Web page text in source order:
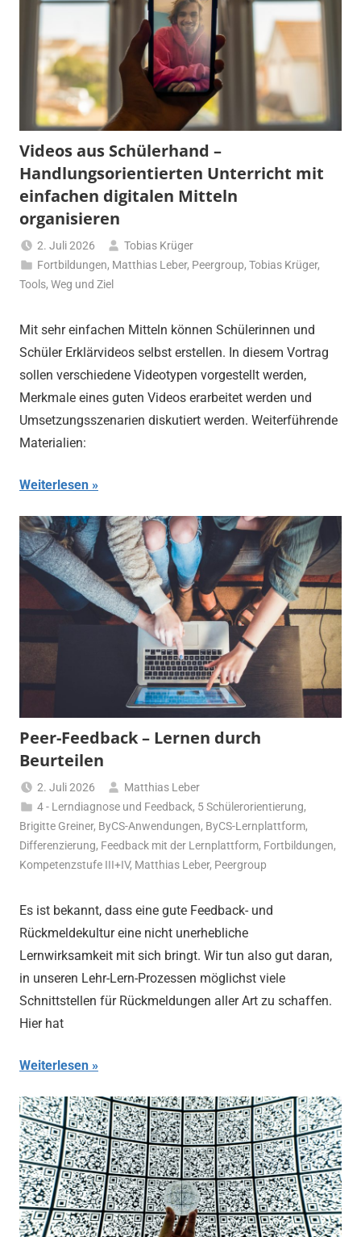
Videos aus Schülerhand –
Handlungsorientierten Unterricht mit
einfachen digitalen Mitteln
organisieren
2. Juli 2026
Tobias Krüger
Fortbildungen, Matthias Leber, Peergroup,Tobias Krüger,
Tools, Weg und Ziel
Mit sehr einfachen Mitteln können Schülerinnen und
Schüler Erklärvideos selbst erstellen. In diesem Vortrag
sollen verschiedene Videotypen vorgestellt werden,
Merkmale eines guten Videos erarbeitet werden und
Umsetzungsszenarien diskutiert werden. Weiterführende
Materialien:
Weiterlesen
Peer-Feedback – Lernen durch
Beurteilen
2. Juli 2026
Matthias Leber
4 - Lerndiagnose und Feedback, 5 Schülerorientierung,
Brigitte Greiner, ByCS-Anwendungen, ByCS-Lernplattform,
Differenzierung, Feedback mit der Lernplattform, Fortbildungen,
Kompetenzstufe III+IV, Matthias Leber, Peergroup
Es ist bekannt, dass eine gute Feedback- und
Rückmeldekultur eine nicht unerhebliche
Lernwirksamkeit mit sich bringt. Wir tun also gut daran,
in unseren Lehr-Lern-Prozessen möglichst viele
Schnittstellen für Rückmeldungen aller Art zu schaffen.
Hier hat
Weiterlesen